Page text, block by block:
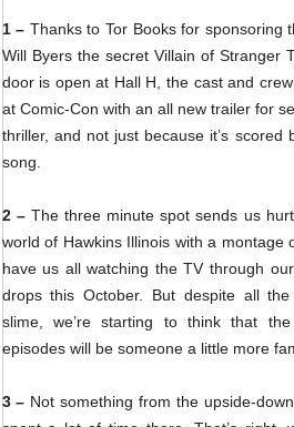
1 – Thanks to Tor Books for sponsoring
Will Byers the secret Villain of Stranger
door is open at Hall H, the cast and
at Comic-Con with an all new trailer for
thriller, and not just because it’s scored
song.
2 – The three minute spot sends us
world of Hawkins Illinois with a montage
have us all watching the TV through
drops this October. But despite all
slime, we’re starting to think that
episodes will be someone a little more
3 – Not something from the upside-